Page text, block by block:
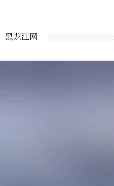
黑龙江网